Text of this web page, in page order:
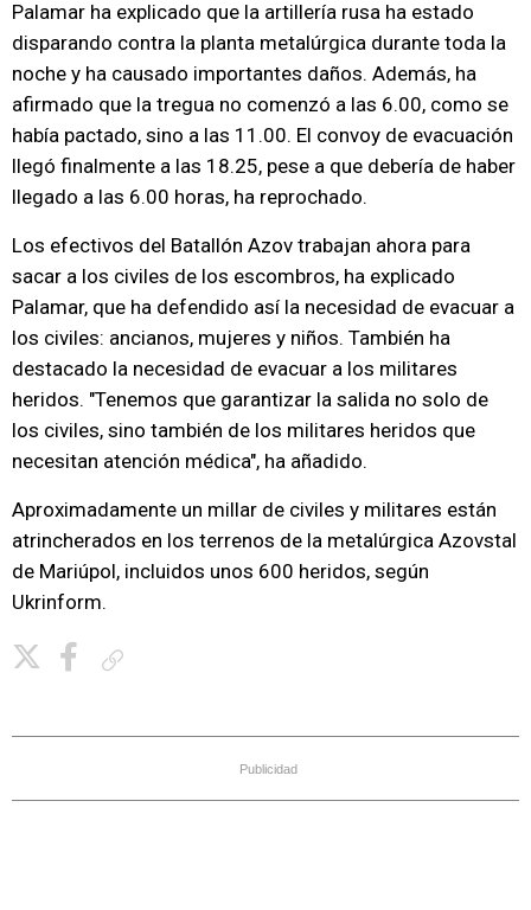
Palamar ha explicado que la artillería rusa ha estado
disparando contra la planta metalúrgica durante toda la
noche y ha causado importantes daños. Además, ha
afirmado que la tregua no comenzó a las 6.00, como se
había pactado, sino a las 11.00. El convoy de evacuación
llegó finalmente a las 18.25, pese a que debería de haber
llegado a las 6.00 horas, ha reprochado.
Los efectivos del Batallón Azov trabajan ahora para
sacar a los civiles de los escombros, ha explicado
Palamar, que ha defendido así la necesidad de evacuar a
los civiles: ancianos, mujeres y niños. También ha
destacado la necesidad de evacuar a los militares
heridos. "Tenemos que garantizar la salida no solo de
los civiles, sino también de los militares heridos que
necesitan atención médica", ha añadido.
Aproximadamente un millar de civiles y militares están
atrincherados en los terrenos de la metalúrgica Azovstal
de Mariúpol, incluidos unos 600 heridos, según
Ukrinform.
Publicidad